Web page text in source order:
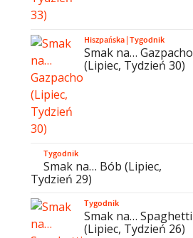
Hiszpańska|Tygodnik
Smak na… Gazpacho
(Lipiec, Tydzień 30)
Tygodnik
Smak na… Bób (Lipiec,
Tydzień 29)
Tygodnik
Smak na… Spaghetti
(Lipiec, Tydzień 26)